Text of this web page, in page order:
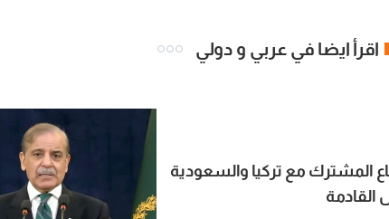
اقرأ ايضا في عربي و دولي
المشترك مع تركيا والسعودية
القادمة